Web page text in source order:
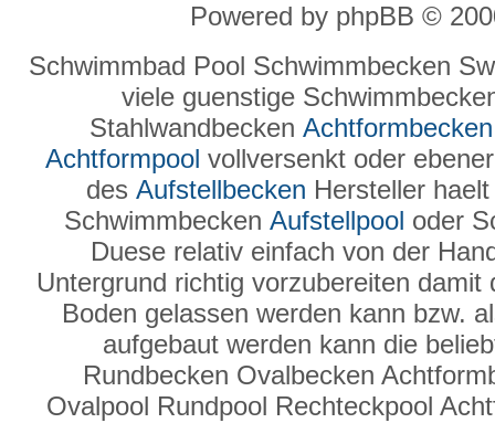
Powered by phpBB ©
Schwimmbad Pool Schwimmbecken
viele guenstige
Stahlwandbecken Achtformbecken
Achtformpool vollversenkt oder
des Aufstellbecken Hersteller
Schwimmbecken Aufstellpool oder
Duese relativ einfach von der
Untergrund richtig vorzubereiten damit
Boden gelassen werden kann bzw.
aufgebaut werden kann die
Rundbecken Ovalbecken
Ovalpool Rundpool Rechteckpool